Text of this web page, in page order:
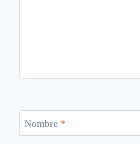
Nombre *